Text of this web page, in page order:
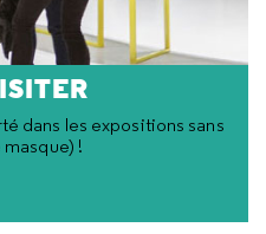
dans les expositions sans
!